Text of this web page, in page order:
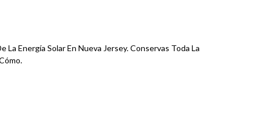
Energía Solar En Nueva Jersey. Conservas Toda La